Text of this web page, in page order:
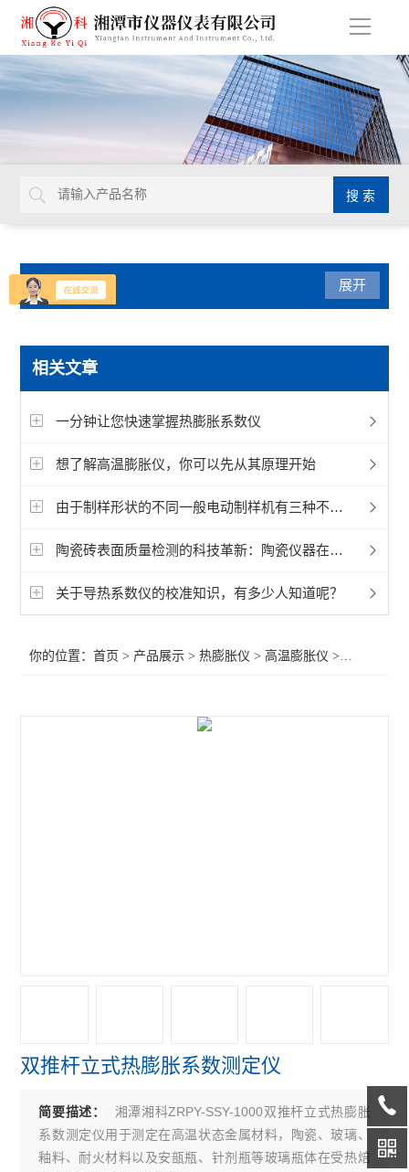
导
产品分类
低温膨胀仪
高温膨胀仪
查看全部 >>
展开
相关文章
一分钟让您快速掌握热膨胀系数仪
想了解高温膨胀仪，你可以先从其原理开始
由于制样形状的不同一般电动制样机有三种不同设备
陶瓷砖表面质量检测的科技革新：陶瓷仪器在陶瓷砖生产中的精准护航
关于导热系数仪的校准知识，有多少人知道呢？
你的位置：首页 > 产品展示 >热膨胀仪 > 高温膨胀仪 >双推杆立式热膨胀系数测定仪
双推杆立式热膨胀系数测定仪
简要描述：
湘潭湘科ZRPY-SSY-1000双推杆立式热膨胀
系数测定仪用于测定在高温状态金属材料，陶瓷、玻璃、
釉料、耐火材料以及安瓿瓶、针剂瓶等玻璃瓶体在受热焙